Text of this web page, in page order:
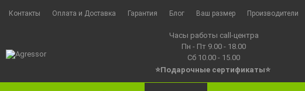
Контакты Оплата и Доставка Гарантия Блог Ваш размер Производители
Часы работы call-центра
Пн - Пт 9.00 - 18.00
Сб 10.00 - 15.00
⭐Подарочные сертификаты⭐